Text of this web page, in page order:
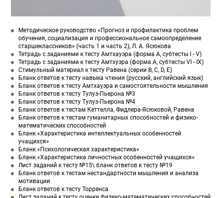
Методическое руководство «Прогноз и профилактика проблем
обучения, социализация и профессиональное самоопределение
старшеклассников» (часть 1 и часть 2), Л. А. Ясюкова
Тетрадь с заданиями к тесту Амтхауэра (форма А, субтесты I - V)
Тетрадь с заданиями к тесту Амтхуэра (форма А, субтесты VI - IX)
Стимульный материал к тесту Равена (серии В, С, D, E)
Бланк ответов к тесту навыка чтения (русский, английский язык)
Бланк ответов к тесту Амтхауэра и самостоятельности мышления
Бланк ответов к тесту Тулуз-Пьерона №3
Бланк ответов к тесту Тулуз-Пьерона №4
Бланк ответов к тестам Кеттелла, Фидлера-Ясюковой, Равена
Бланк ответов к тестам гуманитарных способностей и физико-
математических способностей
Бланк «Характеристика интеллектуальных особенностей
учащихся»
Бланк «Психологическая характеристика»
Бланк «Характеристика личностных особенностей учащихся»
Лист заданий к тесту №15\ бланк ответов к тесту №19
Бланк ответов к тестам нестандартности мышления и анализа
мотивации
Бланк ответов к тесту Торренса